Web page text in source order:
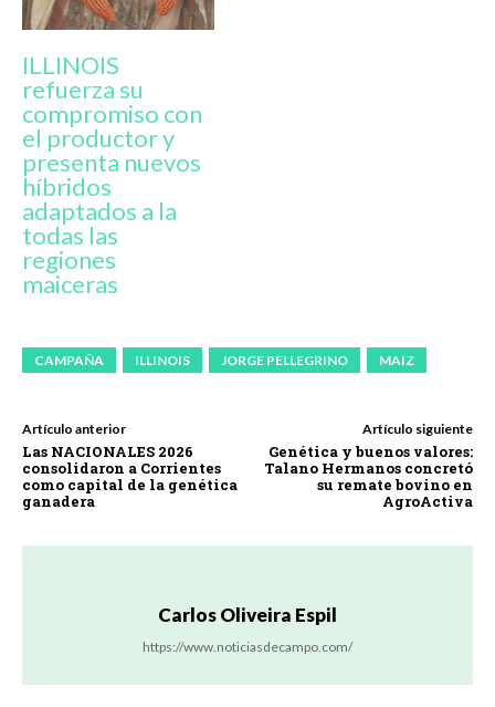
ILLINOIS
refuerza su
compromiso con
el productor y
presenta nuevos
híbridos
adaptados a la
todas las
regiones
maiceras
CAMPAÑA ILLINOIS JORGE PELLEGRINO MAIZ
Artículo anterior
Las NACIONALES 2026
consolidaron a Corrientes
como capital de la genética
ganadera
Artículo siguiente
Genética y buenos valores:
Talano Hermanos concretó
su remate bovino en
AgroActiva
Carlos Oliveira Espil
https://www.noticiasdecampo.com/